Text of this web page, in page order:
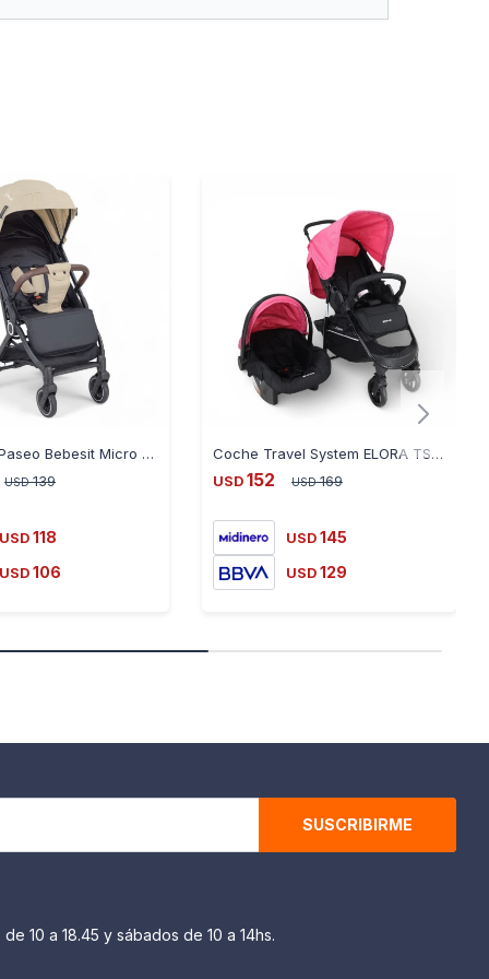
Coche de Paseo Bebesit Micro JCX6 25KG - BEIGE
USD 139
USD 118
USD 106
Coche Travel System ELORA TS + Baby Silla Bebesit - ROSADO
USD 152 USD 169
USD 145
USD 129
SUSCRIBIRME
10 a 18.45 y sábados de 10 a 14hs.